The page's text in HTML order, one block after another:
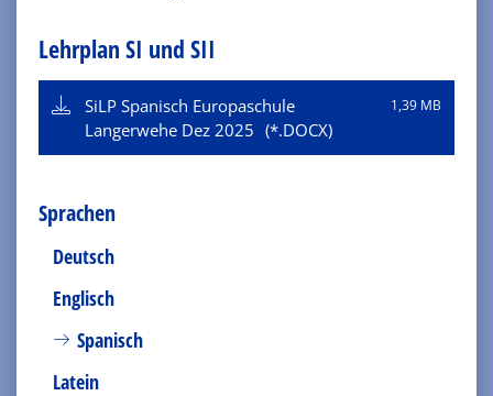
Lehrplan SI und SII
SiLP Spanisch Europaschule
Langerwehe Dez 2025
1,39 MB
Sprachen
Deutsch
Englisch
Spanisch
Latein